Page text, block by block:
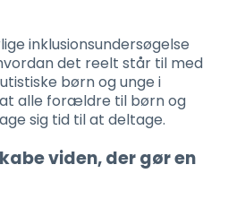
inklusionsundersøgelse
det reelt står til med
børn og unge i
at alle forældre til børn og
sig tid til at deltage.
viden, der gør en